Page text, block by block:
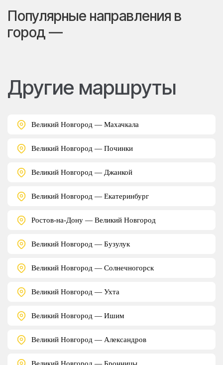
Популярные направления в
город —
Другие маршруты
Великий Новгород — Махачкала
Великий Новгород — Починки
Великий Новгород — Джанкой
Великий Новгород — Екатеринбург
Ростов-на-Дону — Великий Новгород
Великий Новгород — Бузулук
Великий Новгород — Солнечногорск
Великий Новгород — Ухта
Великий Новгород — Ишим
Великий Новгород — Александров
Великий Новгород — Бронницы